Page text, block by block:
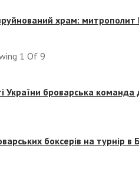
храм: митрополит
1 Of 9
України броварська команда
боксерів на турнір в